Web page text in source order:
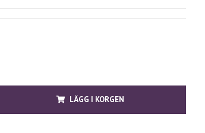
LÄGG I KORGEN